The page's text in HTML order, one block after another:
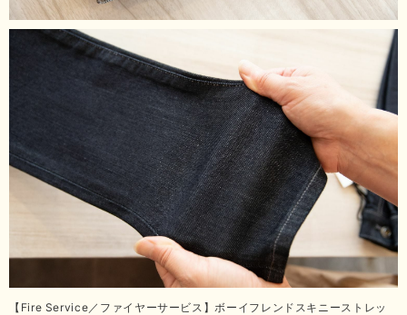
【Fire Service／ファイヤーサービス】ボーイフレンドスキニーストレッ